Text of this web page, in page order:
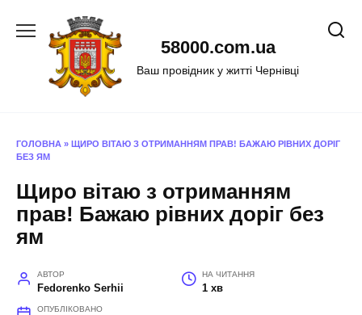
58000.com.ua
Ваш провідник у житті Чернівці
ГОЛОВНА » ЩИРО ВІТАЮ З ОТРИМАННЯМ ПРАВ! БАЖАЮ РІВНИХ ДОРІГ
БЕЗ ЯМ
Щиро вітаю з отриманням
прав! Бажаю рівних доріг без
ям
АВТОР
Fedorenko Serhii
НА ЧИТАННЯ
1 хв
ОПУБЛІКОВАНО